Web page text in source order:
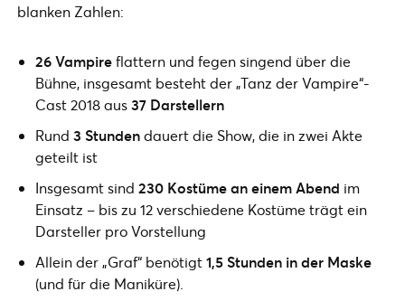
blanken Zahlen:
26 Vampireflattern und fegen singend über die
Bühne, insgesamt besteht der „Tanz der Vampire“-
Cast 2018 aus37 Darstellern
Rund 3 Stundendauert die Show, die in zwei Akte
geteilt ist
Insgesamt sind 230 Kostüme an einem Abend im
Einsatz – bis zu 12 verschiedene Kostüme trägt ein
Darsteller pro Vorstellung
Allein der „Graf“ benötigt1,5 Stunden in der Maske
(und für die Maniküre).